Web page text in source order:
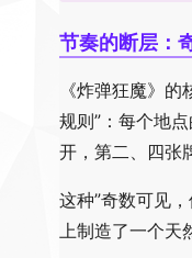
节奏的断层：
《炸弹狂魔》
规则”：每个地
开，第二、四张
这种”奇数可见
上制造了一个天